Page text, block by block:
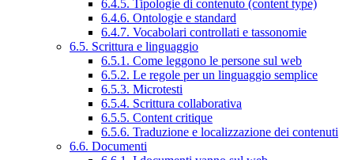
6.4.5. Tipologie di contenuto (content type)
6.4.6. Ontologie e standard
6.4.7. Vocabolari controllati e tassonomie
6.5. Scrittura e linguaggio
6.5.1. Come leggono le persone sul web
6.5.2. Le regole per un linguaggio semplice
6.5.3. Microtesti
6.5.4. Scrittura collaborativa
6.5.5. Content critique
6.5.6. Traduzione e localizzazione dei contenuti
6.6. Documenti